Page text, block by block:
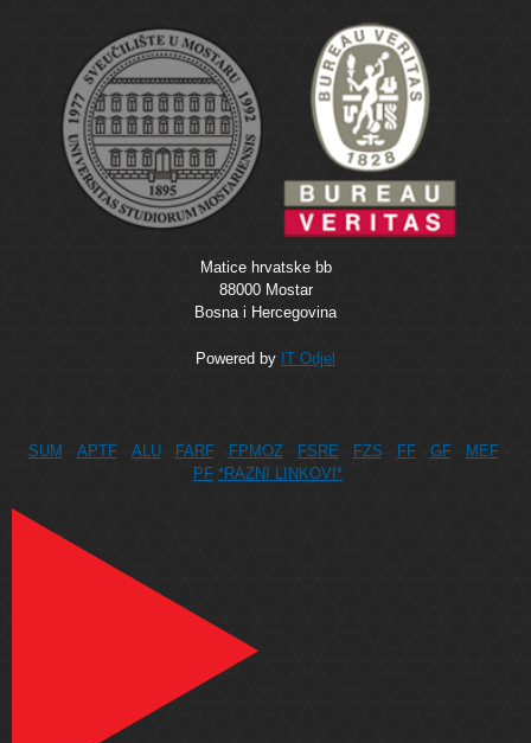
Matice hrvatske bb
88000 Mostar
Bosna i Hercegovina
Powered by IT Odjel
SUM APTF ALU FARF FPMOZ FSRE FZS FF GF
MEF
PF *RAZNI LINKOVI*